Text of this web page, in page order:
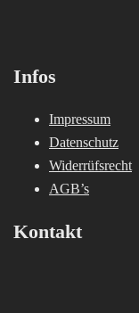
Infos
Impressum
Datenschutz
Widerrüfsrecht
AGB’s
Kontakt